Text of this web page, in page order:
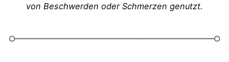
von Beschwerden oder Schmerzen genutzt.